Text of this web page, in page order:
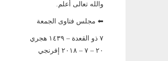
والله تعالى أعلم.
⬅ مجلس فتاوى الجمعة
٧ ذو القعدة – ١٤٣٩ هجري
٢٠ – ٧ – ٢٠١٨ إفرنجي